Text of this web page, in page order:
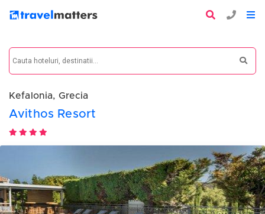
Kefalonia, Grecia
Avithos Resort